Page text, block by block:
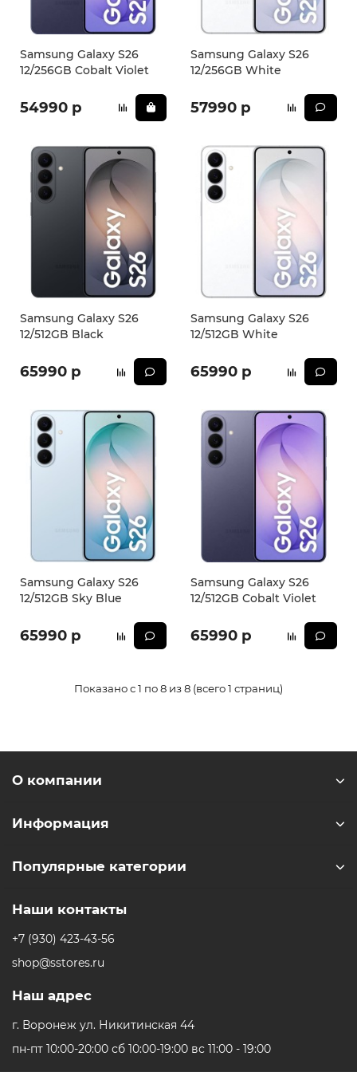
Samsung Galaxy S26
12/256GB Cobalt Violet
54990 р
Samsung Galaxy S26
12/256GB White
57990 р
Samsung Galaxy S26
12/512GB Black
65990 р
Samsung Galaxy S26
12/512GB White
65990 р
Samsung Galaxy S26
12/512GB Sky Blue
65990 р
Samsung Galaxy S26
12/512GB Cobalt Violet
65990 р
Показано с 1 по 8 из 8 (всего 1 страниц)
О компании
Информация
Популярные категории
Наши контакты
+7 (930) 423-43-56
shop@sstores.ru
Наш адрес
г. Воронеж ул. Никитинская 44
пн-пт 10:00-20:00 сб 10:00-19:00 вс 11:00 - 19:00